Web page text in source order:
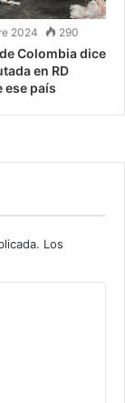
2024 290
Colombia dice
en RD
ese país
Los